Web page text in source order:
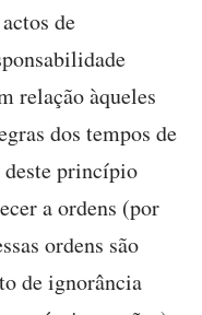
de
relação àqueles
dos tempos de
deste princípio
a ordens (por
ordens são
de ignorância